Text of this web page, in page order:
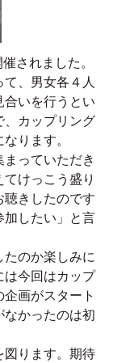
されました。
、男女各４人
合いを行うとい
、カップリング
ります。
っていただき
けっこう盛り
聴きしたのです
加したい」と言
のか楽しみに
は今回はカップ
画がスタート
なかったのは初
図ります。期待